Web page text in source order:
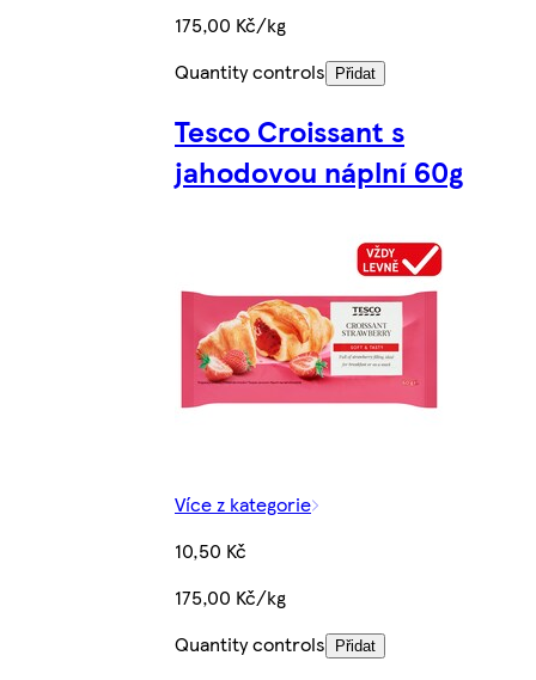
175,00 Kč/kg
Quantity controls
Přidat
Tesco Croissant s
jahodovou náplní 60g
Více z kategorie
10,50 Kč
175,00 Kč/kg
Quantity controls
Přidat